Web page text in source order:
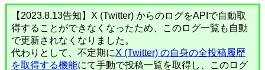
【2023.8.13告知】X (Twitter) からのログをAPIで自動取
得することができなくなったため、このログ一覧も自動
で更新されなくなりました。
代わりとして、不定期にX (Twitter) の自身の全投稿履歴
を取得する機能にて手動で投稿一覧を取得し、このログ